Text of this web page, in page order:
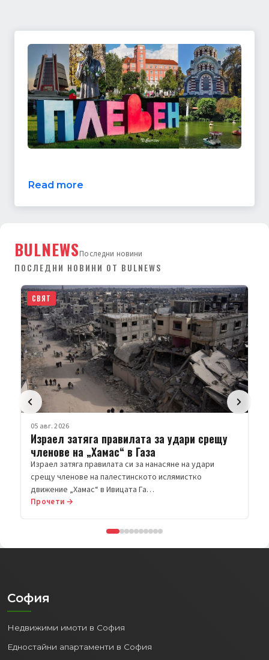
Read more
BULNEWSПоследни новини
ПОСЛЕДНИ НОВИНИ ОТ BULNEWS
СВЯТ
05 авг. 2026
Израел затяга правилата за удари срещу
членове на „Хамас“ в Газа
Израел затяга правилата си за нанасяне на удари
срещу членове на палестинското ислямистко
движение „Хамас“ в Ивицата Га…
Прочети →
София
Недвижими имоти в София
Едностайни апартаменти в София